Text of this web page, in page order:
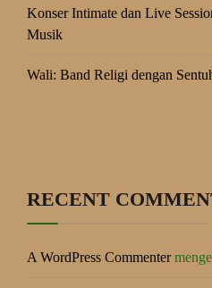
Konser Intimate dan Live
Musik
Wali: Band Religi dengan
RECENT
A WordPress Commenter